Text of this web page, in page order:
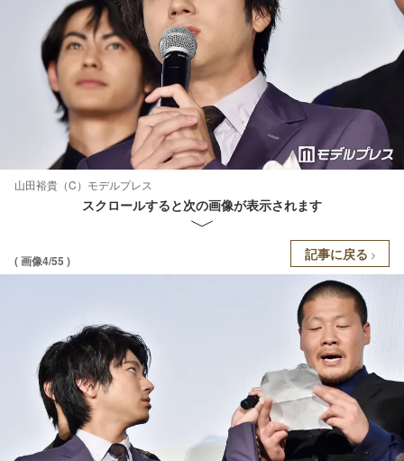
山田裕貴（C）モデルプレス
スクロールすると次の画像が表示されます
( 画像4/55 ) 記事に戻る